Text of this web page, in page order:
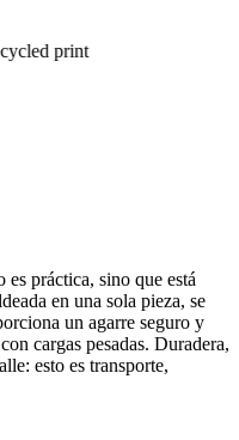
es práctica, sino que está
en una sola pieza, se
un agarre seguro y
cargas pesadas. Duradera,
esto es transporte,